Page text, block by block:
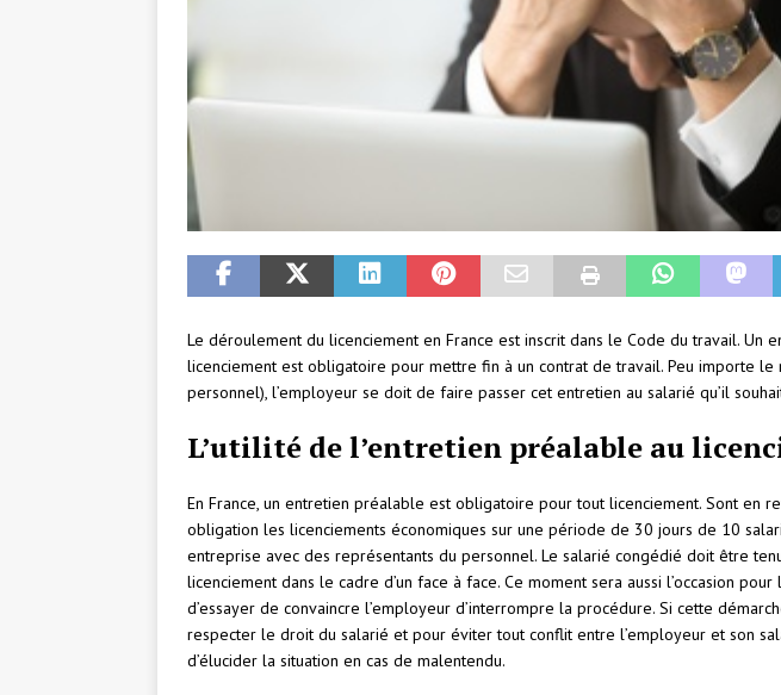
Le déroulement du licenciement en France est inscrit dans le Code du travail. Un
licenciement est obligatoire pour mettre fin à un contrat de travail. Peu importe le
personnel), l’employeur se doit de faire passer cet entretien au salarié qu’il
L’utilité de l’entretien préalable au
En France, un entretien préalable est obligatoire pour tout licenciement. Sont en
obligation les licenciements économiques sur une période de 30 jours de 10
entreprise avec des représentants du personnel. Le salarié congédié doit être
licenciement dans le cadre d’un face à face. Ce moment sera aussi l’occasion
d’essayer de convaincre l’employeur d’interrompre la procédure. Si cette
respecter le droit du salarié et pour éviter tout conflit entre l’employeur et son
d’élucider la situation en cas de malentendu.